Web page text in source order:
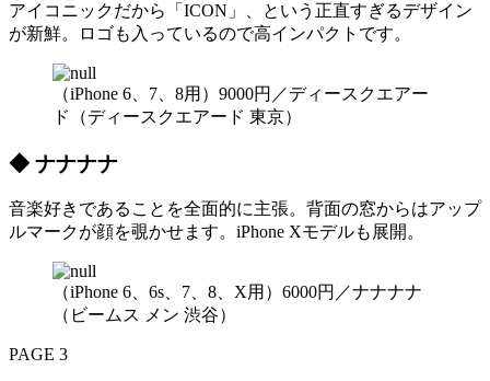
アイコニックだから「ICON」、という正直すぎるデザイン
が新鮮。ロゴも入っているので高インパクトです。
（iPhone 6、7、8用）9000円／ディースクエアー
ド（ディースクエアード 東京）
◆ ナナナナ
音楽好きであることを全面的に主張。背面の窓からはアップ
ルマークが顔を覗かせます。iPhone Xモデルも展開。
（iPhone 6、6s、7、8、X用）6000円／ナナナナ
（ビームス メン 渋谷）
PAGE 3